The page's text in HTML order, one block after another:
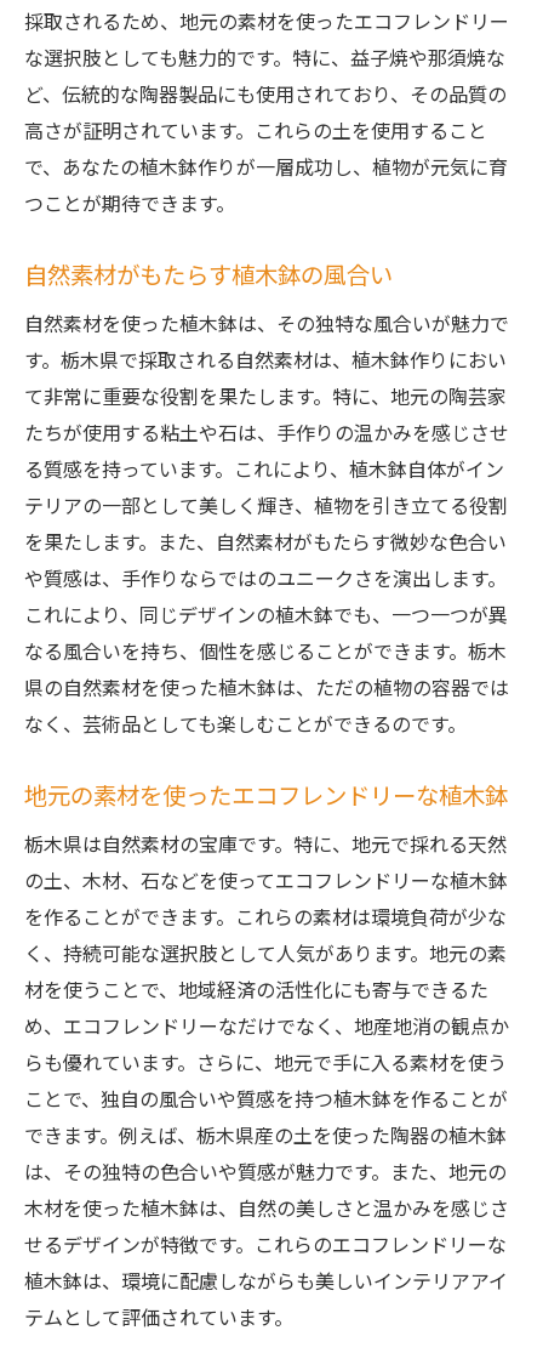
失敗しない植木鉢作りのポイント
完成した植木鉢の手入れ方法
栃木県の伝統を取り入れた植木鉢作りのステッ
プバイステップ
伝統工芸の技法を学ぶ
栃木県の伝統素材を使った植木鉢作り
手作り植木鉢の基本的なデザイン
栃木県の工芸家に学ぶ植木鉢作り
伝統技法で作るオリジナル植木鉢
自宅で楽しむ栃木県産の自然を活かした植木鉢
作り
家庭で簡単にできる植木鉢作り
栃木県産素材を使ったインテリアの提案
リラックスできるDIYタイム
家族で楽しむ植木鉢作り
自宅の庭で育てる植木鉢プロジェクト
植物と共に楽しむ室内空間の作り方
り方
ユニークなデザインを取り入れた植木鉢
素材の特性を活かしたオリジナル植木鉢の
提案
個性を表現する植木鉢作り
栃木県産素材の意外な使い方
独創的な植木鉢のデザインアイデア
植木鉢作りで楽しむ創造性
手軽に始める栃木県産素材の植木鉢作りのコツ
初心者でも手軽に始められる植木鉢作り
簡単に揃えられる材料と道具
時短でできる植木鉢作りのポイント
失敗しないためのコツ
初めての人におすすめの植木鉢デザイン
採取されるため、地元の素材を使ったエコフレンドリー
な選択肢としても魅力的です。特に、益子焼や那須焼な
ど、伝統的な陶器製品にも使用されており、その品質の
高さが証明されています。これらの土を使用すること
で、あなたの植木鉢作りが一層成功し、植物が元気に育
つことが期待できます。
自然素材がもたらす植木鉢の風合い
自然素材を使った植木鉢は、その独特な風合いが魅力で
す。栃木県で採取される自然素材は、植木鉢作りにおい
て非常に重要な役割を果たします。特に、地元の陶芸家
たちが使用する粘土や石は、手作りの温かみを感じさせ
る質感を持っています。これにより、植木鉢自体がイン
テリアの一部として美しく輝き、植物を引き立てる役割
を果たします。また、自然素材がもたらす微妙な色合い
や質感は、手作りならではのユニークさを演出します。
これにより、同じデザインの植木鉢でも、一つ一つが異
なる風合いを持ち、個性を感じることができます。栃木
県の自然素材を使った植木鉢は、ただの植物の容器では
なく、芸術品としても楽しむことができるのです。
地元の素材を使ったエコフレンドリーな植木鉢
栃木県は自然素材の宝庫です。特に、地元で採れる天然
の土、木材、石などを使ってエコフレンドリーな植木鉢
を作ることができます。これらの素材は環境負荷が少な
く、持続可能な選択肢として人気があります。地元の素
材を使うことで、地域経済の活性化にも寄与できるた
め、エコフレンドリーなだけでなく、地産地消の観点か
らも優れています。さらに、地元で手に入る素材を使う
ことで、独自の風合いや質感を持つ植木鉢を作ることが
できます。例えば、栃木県産の土を使った陶器の植木鉢
は、その独特の色合いや質感が魅力です。また、地元の
木材を使った植木鉢は、自然の美しさと温かみを感じさ
せるデザインが特徴です。これらのエコフレンドリーな
植木鉢は、環境に配慮しながらも美しいインテリアアイ
テムとして評価されています。